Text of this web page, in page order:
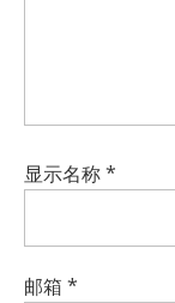
显示名称*
邮箱 *